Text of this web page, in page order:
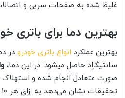
غلیظ شده به صفحات سربی و
بهترین دما برای باتری
بهترین عملکرد انواع باتری خودرو
سانتیگراد حاصل میشود. در این دما،
صورت متعادل انجام شده و